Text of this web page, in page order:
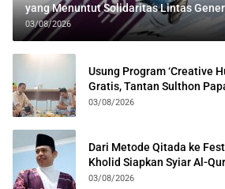
yang Menuntut Solidaritas Lintas
03/08/2026
Usung Program ‘Creative
Gratis, Tantan Sulthon
Kota Bogor
03/08/2026
Dari Metode Qitada ke
Kholid Siapkan Syiar Al-
03/08/2026